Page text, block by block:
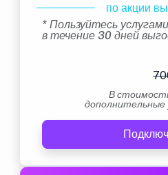
по акции
* Пользуйтесь услугами
в течение 30 дней
В
дополнительные